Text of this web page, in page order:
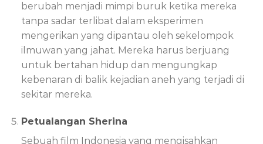
berubah menjadi mimpi buruk ketika mereka
tanpa sadar terlibat dalam eksperimen
mengerikan yang dipantau oleh sekelompok
ilmuwan yang jahat. Mereka harus berjuang
untuk bertahan hidup dan mengungkap
kebenaran di balik kejadian aneh yang terjadi di
sekitar mereka.
Petualangan Sherina
Sebuah film Indonesia yang mengisahkan